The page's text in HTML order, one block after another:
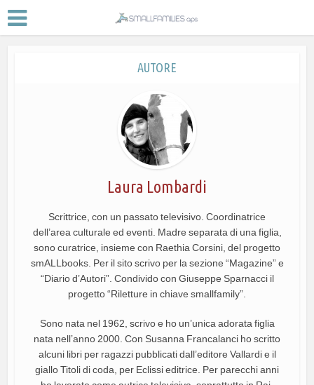
AUTORE
Laura Lombardi
Scrittrice, con un passato televisivo. Coordinatrice
dell’area culturale ed eventi. Madre separata di una figlia,
sono curatrice, insieme con Raethia Corsini, del progetto
smALLbooks. Per il sito scrivo per la sezione “Magazine” e
“Diario d’Autori”. Condivido con Giuseppe Sparnacci il
progetto “Riletture in chiave smallfamily”.
Sono nata nel 1962, scrivo e ho un’unica adorata figlia
nata nell’anno 2000. Con Susanna Francalanci ho scritto
alcuni libri per ragazzi pubblicati dall’editore Vallardi e il
giallo Titoli di coda, per Eclissi editrice. Per parecchi anni